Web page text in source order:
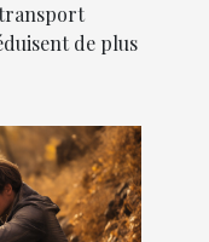
transport
de plus